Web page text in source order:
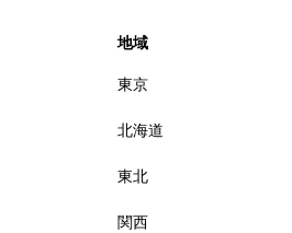
地域
東京
北海道
東北
関西